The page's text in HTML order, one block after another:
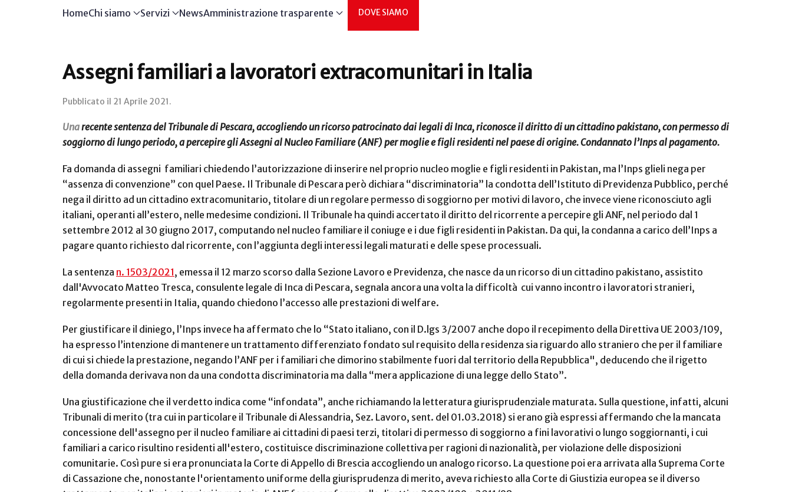
HomeChi siamo Servizi NewsAmministrazione trasparente DOVE SIAMO
Assegni familiari a lavoratori extracomunitari in Italia
Pubblicato il 21 Aprile 2021.
Unarecente sentenza del Tribunale di Pescara, accogliendo un ricorso patrocinato dai legali di Inca, riconosce il diritto di un cittadino pakistano, con permesso di
soggiorno di lungo periodo, a percepire gli Assegni al Nucleo Familiare (ANF) per moglie e figli residenti nel paese di origine. Condannato l’Inps al pagamento.
Fa domanda di assegni familiari chiedendo l’autorizzazione di inserire nel proprio nucleo moglie e figli residenti in Pakistan, ma l’Inps glieli nega per
“assenza di convenzione” con quel Paese. Il Tribunale di Pescara però dichiara “discriminatoria” la condotta dell’Istituto di Previdenza Pubblico, perché
nega il diritto ad un cittadino extracomunitario, titolare di un regolare permesso di soggiorno per motivi di lavoro, che invece viene riconosciuto agli
italiani, operanti all’estero, nelle medesime condizioni. Il Tribunale ha quindi accertato il diritto del ricorrente a percepire gli ANF, nel periodo dal 1
settembre 2012 al 30 giugno 2017, computando nel nucleo familiare il coniuge e i due figli residenti in Pakistan. Da qui, la condanna a carico dell’Inps a
pagare quanto richiesto dal ricorrente, con l’aggiunta degli interessi legali maturati e delle spese processuali.
La sentenza n. 1503/2021, emessa il 12 marzo scorso dalla Sezione Lavoro e Previdenza, che nasce da un ricorso di un cittadino pakistano, assistito
dall'Avvocato Matteo Tresca, consulente legale di Inca di Pescara, segnala ancora una volta la difficoltà cui vanno incontro i lavoratori stranieri,
regolarmente presenti in Italia, quando chiedono l’accesso alle prestazioni di welfare.
Per giustificare il diniego, l’Inps invece ha affermato che lo “Stato italiano, con il D.lgs 3/2007 anche dopo il recepimento della Direttiva UE 2003/109,
ha espresso l’intenzione di mantenere un trattamento differenziato fondato sul requisito della residenza sia riguardo allo straniero che per il familiare
di cui si chiede la prestazione, negando l’ANF per i familiari che dimorino stabilmente fuori dal territorio della Repubblica", deducendo che il rigetto
della domanda derivava non da una condotta discriminatoria ma dalla “mera applicazione di una legge dello Stato”.
Una giustificazione che il verdetto indica come “infondata”, anche richiamando la letteratura giurisprudenziale maturata. Sulla questione, infatti, alcuni
Tribunali di merito (tra cui in particolare il Tribunale di Alessandria, Sez. Lavoro, sent. del 01.03.2018) si erano già espressi affermando che la mancata
concessione dell'assegno per il nucleo familiare ai cittadini di paesi terzi, titolari di permesso di soggiorno a fini lavorativi o lungo soggiornanti, i cui
familiari a carico risultino residenti all'estero, costituisce discriminazione collettiva per ragioni di nazionalità, per violazione delle disposizioni
comunitarie. Così pure si era pronunciata la Corte di Appello di Brescia accogliendo un analogo ricorso. La questione poi era arrivata alla Suprema Corte
di Cassazione che, nonostante l'orientamento uniforme della giurisprudenza di merito, aveva richiesto alla Corte di Giustizia europea se il diverso